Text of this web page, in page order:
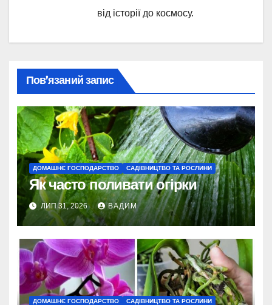
від історії до космосу.
Пов’язаний запис
ДОМАШНЄ ГОСПОДАРСТВО САДІВНИЦТВО ТА РОСЛИНИ
Як часто поливати огірки
ЛИП 31, 2026 ВАДИМ
ДОМАШНЄ ГОСПОДАРСТВО САДІВНИЦТВО ТА РОСЛИНИ